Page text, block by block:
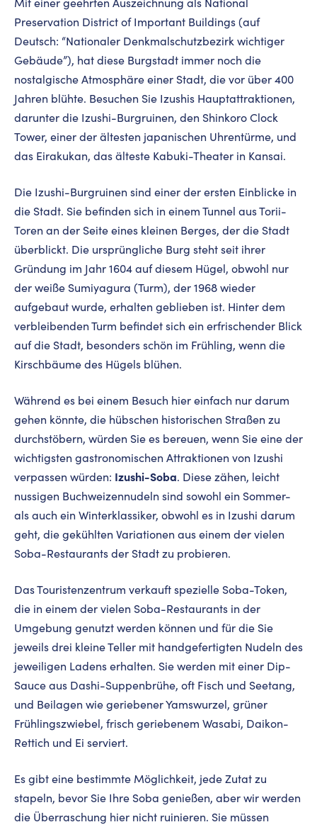
Preservation District of Important Buildings (auf
Deutsch: “Nationaler Denkmalschutzbezirk wichtiger
Gebäude”), hat diese Burgstadt immer noch die
nostalgische Atmosphäre einer Stadt, die vor über 400
Jahren blühte. Besuchen Sie Izushis Hauptattraktionen,
darunter die Izushi-Burgruinen, den Shinkoro Clock
Tower, einer der ältesten japanischen Uhrentürme, und
das Eirakukan, das älteste Kabuki-Theater in Kansai.
Die Izushi-Burgruinen sind einer der ersten Einblicke in
die Stadt. Sie befinden sich in einem Tunnel aus Torii-
Toren an der Seite eines kleinen Berges, der die Stadt
überblickt. Die ursprüngliche Burg steht seit ihrer
Gründung im Jahr 1604 auf diesem Hügel, obwohl nur
der weiße Sumiyagura (Turm), der 1968 wieder
aufgebaut wurde, erhalten geblieben ist. Hinter dem
verbleibenden Turm befindet sich ein erfrischender Blick
auf die Stadt, besonders schön im Frühling, wenn die
Kirschbäume des Hügels blühen.
Während es bei einem Besuch hier einfach nur darum
gehen könnte, die hübschen historischen Straßen zu
durchstöbern, würden Sie es bereuen, wenn Sie eine der
wichtigsten gastronomischen Attraktionen von Izushi
verpassen würden: Izushi-Soba. Diese zähen, leicht
nussigen Buchweizennudeln sind sowohl ein Sommer-
als auch ein Winterklassiker, obwohl es in Izushi darum
geht, die gekühlten Variationen aus einem der vielen
Soba-Restaurants der Stadt zu probieren.
Das Touristenzentrum verkauft spezielle Soba-Token,
die in einem der vielen Soba-Restaurants in der
Umgebung genutzt werden können und für die Sie
jeweils drei kleine Teller mit handgefertigten Nudeln des
jeweiligen Ladens erhalten. Sie werden mit einer Dip-
Sauce aus Dashi-Suppenbrühe, oft Fisch und Seetang,
und Beilagen wie geriebener Yamswurzel, grüner
Frühlingszwiebel, frisch geriebenem Wasabi, Daikon-
Rettich und Ei serviert.
Es gibt eine bestimmte Möglichkeit, jede Zutat zu
stapeln, bevor Sie Ihre Soba genießen, aber wir werden
die Überraschung hier nicht ruinieren. Sie müssen